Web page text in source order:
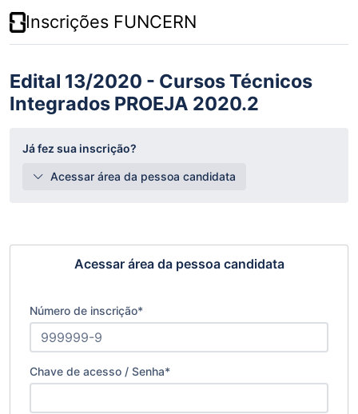
Inscrições FUNCERN
Edital 13/2020 - Cursos Técnicos
Integrados PROEJA 2020.2
Já fez sua inscrição?
Acessar área da pessoa candidata
Acessar área da pessoa candidata
Número de inscrição*
Chave de acesso / Senha*